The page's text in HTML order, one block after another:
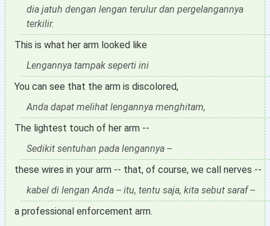
dia jatuh dengan lengan terulur dan pergelangannya
terkilir.
This is what her arm looked like
Lengannya tampak seperti ini
You can see that the arm is discolored,
Anda dapat melihat lengannya menghitam,
The lightest touch of her arm --
Sedikit sentuhan pada lengannya --
these wires in your arm -- that, of course, we call nerves --
kabel di lengan Anda -- itu, tentu saja, kita sebut saraf --
a professional enforcement arm.